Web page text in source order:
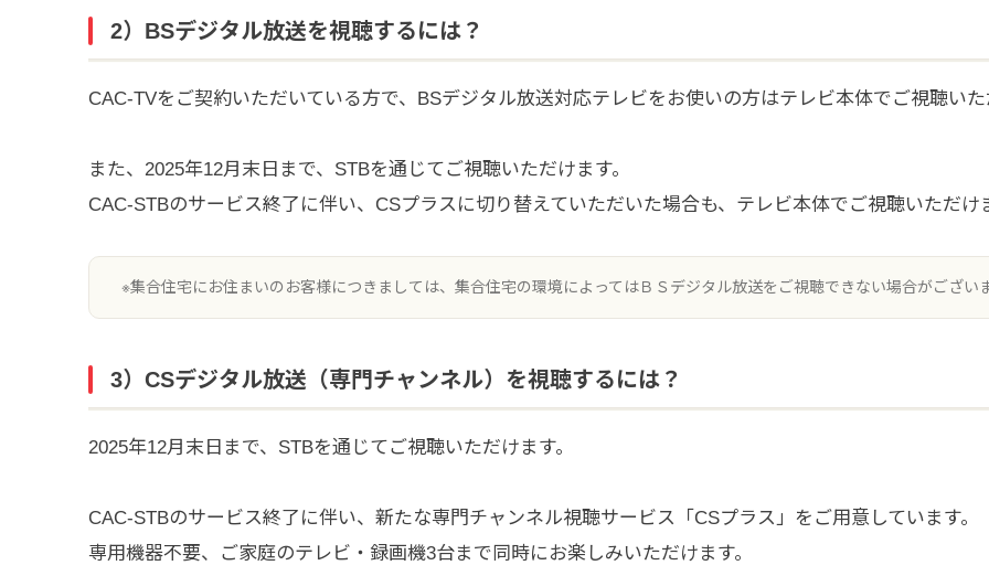
2）BSデジタル放送を視聴するには？
CAC-TVをご契約いただいている方で、BSデジタル放送対応テレビをお使いの方はテレビ本体でご視聴い
また、2025年12月末日まで、STBを通じてご視聴いただけます。
CAC-STBのサービス終了に伴い、CSプラスに切り替えていただいた場合も、テレビ本体でご視聴いただけ
※集合住宅にお住まいのお客様につきましては、集合住宅の環境によってはＢＳデジタル放送をご視聴できない場合がござい
3）CSデジタル放送（専門チャンネル）を視聴するには？
2025年12月末日まで、STBを通じてご視聴いただけます。
CAC-STBのサービス終了に伴い、新たな専門チャンネル視聴サービス「CSプラス」をご用意しています。
専用機器不要、ご家庭のテレビ・録画機3台まで同時にお楽しみいただけます。